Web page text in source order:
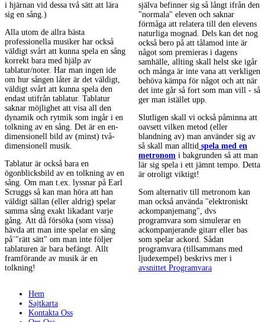
i hjärnan vid dessa två sätt att lära
sig en sång.)
Alla utom de allra bästa
professionella musiker har också
väldigt svårt att kunna spela en sång
korrekt bara med hjälp av
tablatur/noter. Har man ingen ide
om hur sången låter är det väldigt,
väldigt svårt att kunna spela den
endast utifrån tablatur. Tablatur
saknar möjlighet att visa all den
dynamik och rytmik som ingår i en
tolkning av en sång. Det är en en-
dimensionell bild av (minst) två-
dimensionell musik.
Tablatur är också bara en
ögonblicksbild av en tolkning av en
sång. Om man t.ex. lyssnar på Earl
Scruggs så kan man höra att han
väldigt sällan (eller aldrig) spelar
samma sång exakt likadant varje
gång. Att då försöka (som vissa)
hävda att man inte spelar en sång
på¨"rätt sätt" om man inte följer
tablaturen är bara befängt. Allt
framförande av musik är en
tolkning!
själva befinner sig så långt ifrån den
"normala" eleven och saknar
förmåga att relatera till den elevens
naturliga mognad. Dels kan det nog
också bero på att tålamod inte är
något som premieras i dagens
samhälle, allting skall helst ske igår
och många är inte vana att verkligen
behöva kämpa för något och att när
det inte går så fort som man vill - så
ger man istället upp.
Slutligen skall vi också påminna att
oavsett vilken metod (eller
blandning av) man använder sig av
så skall man alltid spela med en
metronom i bakgrunden så att man
lär sig spela i ett jämnt tempo. Detta
är otroligt viktigt!
Som alternativ till metronom kan
man också använda "elektroniskt
ackompanjemang", dvs
programvara som simulerar en
ackompanjerande gitarr eller bas
som spelar ackord. Sådan
programvara (tillsammans med
ljudexempel) beskrivs mer i
avsnittet Programvara
Hem
Sajtkarta
Kontakta Oss